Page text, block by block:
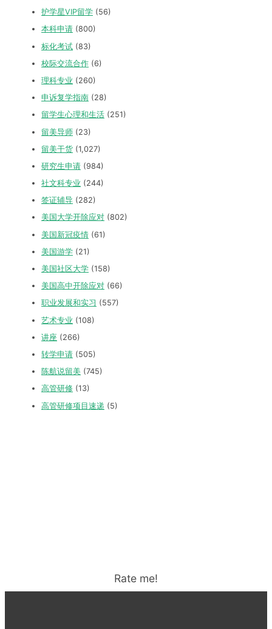
护学星VIP留学 (56)
本科申请 (800)
标化考试 (83)
校际交流合作 (6)
理科专业 (260)
申诉复学指南 (28)
留学生心理和生活 (251)
留美导师 (23)
留美干货 (1,027)
研究生申请 (984)
社文科专业 (244)
签证辅导 (282)
美国大学开除应对 (802)
美国新冠疫情 (61)
美国游学 (21)
美国社区大学 (158)
美国高中开除应对 (66)
职业发展和实习 (557)
艺术专业 (108)
讲座 (266)
转学申请 (505)
陈航说留美 (745)
高管研修 (13)
高管研修项目速递 (5)
Rate me!